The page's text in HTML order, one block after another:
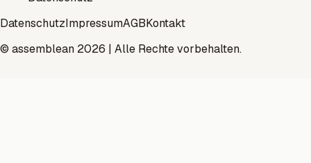
DatenschutzImpressumAGBKontakt
© assemblean 2026 | Alle Rechte vorbehalten.